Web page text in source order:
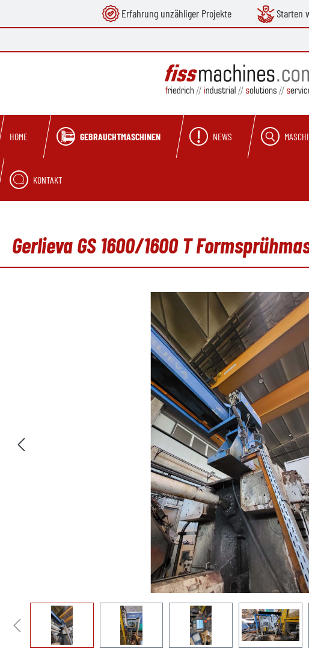
Zur Hauptnavigation springenErfahrung unzähliger Projekte Starten
HOME GEBRAUCHTMASCHINEN NEWS
KONTAKT
Gerlieva GS 1600/1600 T